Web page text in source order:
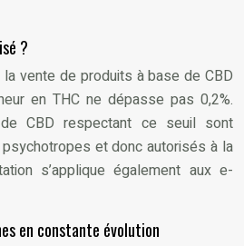
?
vente de produits à base de CBD
en THC ne dépasse pas 0,2%.
CBD respectant ce seuil sont
et donc autorisés à la
s’applique également aux e-
en constante évolution